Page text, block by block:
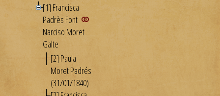
[1] Francisca
Padrès Font
Narciso Moret
Galte
[2] Paula
Moret Padrés
(31/01/1840)